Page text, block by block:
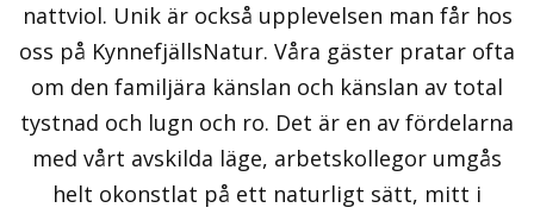
nattviol. Unik är också upplevelsen man får hos
oss på KynnefjällsNatur. Våra gäster pratar ofta
om den familjära känslan och känslan av total
tystnad och lugn och ro. Det är en av fördelarna
med vårt avskilda läge, arbetskollegor umgås
helt okonstlat på ett naturligt sätt, mitt i